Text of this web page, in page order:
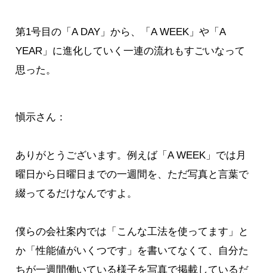
第1号目の「A DAY」から、「A WEEK」や「A
YEAR」に進化していく一連の流れもすごいなって
思った。
愼示さん：
ありがとうございます。例えば「A WEEK」では月
曜日から日曜日までの一週間を、ただ写真と言葉で
綴ってるだけなんですよ。
僕らの会社案内では「こんな工法を使ってます」と
か「性能値がいくつです」を書いてなくて、自分た
ちが一週間働いている様子を写真で掲載しているだ